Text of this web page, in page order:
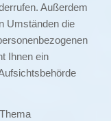
Außerdem
Umständen die
Ihnen ein